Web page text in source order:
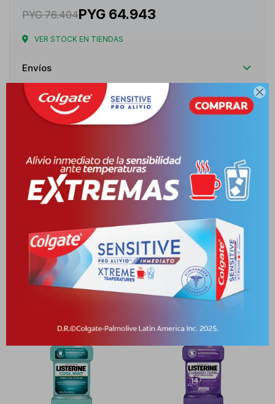

PYG 76.404PYG 64.943
VER STOCK EN TIENDAS
Envíos
Cambios y Devoluciones
Características
Receta Venta libre
Productos que te pueden interesar